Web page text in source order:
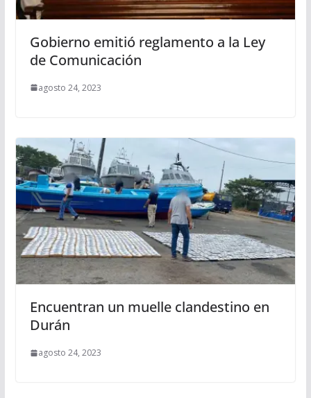
Gobierno emitió reglamento a la Ley
de Comunicación
agosto 24, 2023
Encuentran un muelle clandestino en
Durán
agosto 24, 2023